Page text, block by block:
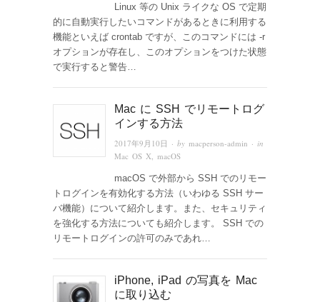
Linux 等の Unix ライクな OS で定期
的に自動実行したいコマンドがあるときに利用する
機能といえば crontab ですが、このコマンドには -r
オプションが存在し、このオプションをつけた状態
で実行すると警告…
Mac に SSH でリモートログ
インする方法
2017年9月10日 · bymacperson-admin · in
Mac OS X,macOS
macOS で外部から SSH でのリモー
トログインを有効化する方法（いわゆる SSH サー
バ機能）について紹介します。また、セキュリティ
を強化する方法についても紹介します。 SSH での
リモートログインの許可のみであれ…
iPhone, iPad の写真を Mac
に取り込む